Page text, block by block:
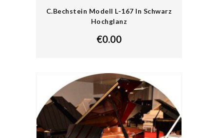
C.Bechstein Modell L-167 In Schwarz
Hochglanz
€0.00